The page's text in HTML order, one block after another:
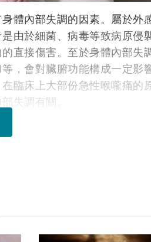
體內部失調的因素。屬於外
由於細菌、病毒等致病原侵
直接傷害。至於身體內部失
，會對臟腑功能構成一定影
臨床上大部份急性喉嚨痛的
失調有關。